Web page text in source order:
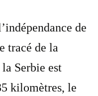
de
tracé de la
Serbie est
kilomètres, le